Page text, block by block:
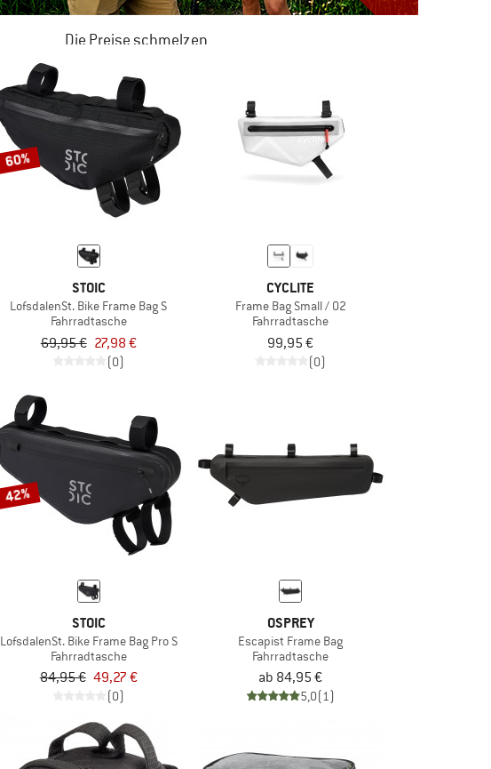
Die Preise schmelzen
JETZT BIS ZU 50% RABATT
ZUM SOMMER SALE
60%
STOIC
LofsdalenSt. Bike Frame Bag S
Fahrradtasche
69,95 € 27,98 €
(0)
CYCLITE
Frame Bag Small / 02
Fahrradtasche
99,95 €
(0)
42%
STOIC
LofsdalenSt. Bike Frame Bag Pro S
Fahrradtasche
84,95 € 49,27 €
(0)
OSPREY
Escapist Frame Bag
Fahrradtasche
ab 84,95 €
5,0(1)